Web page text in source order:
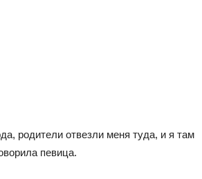
родители отвезли меня туда, и я там
певица.